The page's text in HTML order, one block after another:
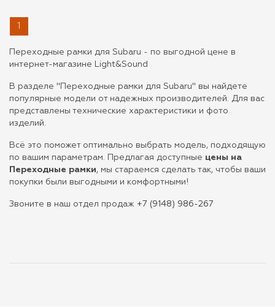
1
Переходные рамки для Subaru - по выгодной цене в
интернет-магазине Light&Sound
В разделе "Переходные рамки для Subaru" вы найдете
популярные модели от надежных производителей. Для вас
представлены технические характеристики и фото
изделий.
Всё это поможет оптимально выбрать модель, подходящую
по вашим параметрам. Предлагая доступные цены на
Переходные рамки, мы стараемся сделать так, чтобы ваши
покупки были выгодными и комфортными!
Звоните в наш отдел продаж +7 (9148) 986-267